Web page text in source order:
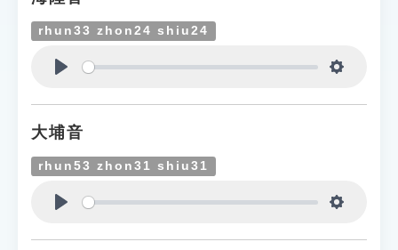
rhun33 zhon24 shiu24
大埔音
rhun53 zhon31 shiu31